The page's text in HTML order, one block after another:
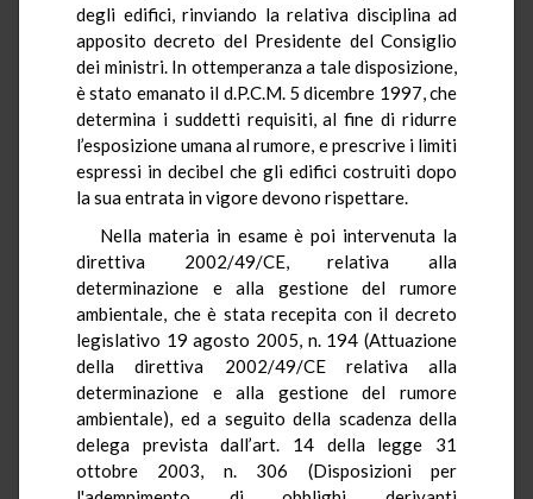
degli edifici, rinviando la relativa disciplina ad
apposito decreto del Presidente del Consiglio
dei ministri. In ottemperanza a tale disposizione,
è stato emanato il d.P.C.M. 5 dicembre 1997, che
determina i suddetti requisiti, al fine di ridurre
l’esposizione umana al rumore, e prescrive i limiti
espressi in decibel che gli edifici costruiti dopo
la sua entrata in vigore devono rispettare.
Nella materia in esame è poi intervenuta la
direttiva 2002/49/CE, relativa alla
determinazione e alla gestione del rumore
ambientale, che è stata recepita con il decreto
legislativo 19 agosto 2005, n. 194 (Attuazione
della direttiva 2002/49/CE relativa alla
determinazione e alla gestione del rumore
ambientale), ed a seguito della scadenza della
delega prevista dall’art. 14 della legge 31
ottobre 2003, n. 306 (Disposizioni per